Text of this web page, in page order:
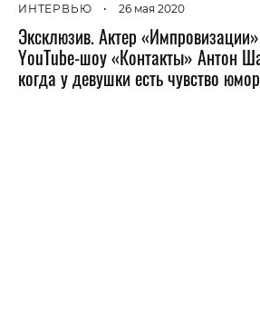
ИНТЕРВЬЮ • 26 мая 2020
Эксклюзив. Актер
YouTube-шоу «Контакты» Антон
когда у девушки есть чувство